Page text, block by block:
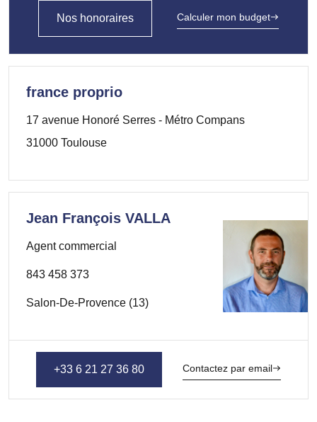
Nos honoraires Calculer mon budget
france proprio
17 avenue Honoré Serres - Métro Compans
31000 Toulouse
Jean François VALLA
Agent commercial
843 458 373
Salon-De-Provence (13)
+33 6 21 27 36 80 Contactez par email